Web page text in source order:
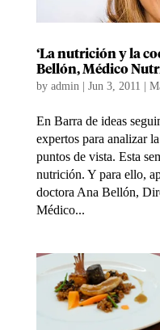
‘La nutrición y la
Bellón, Médico
by admin Jun 3, 2011
En Barra de ideas
expertos para analizar
puntos de vista. Esta
nutrición. Y para ello,
doctora Ana Bellón,
Médico...